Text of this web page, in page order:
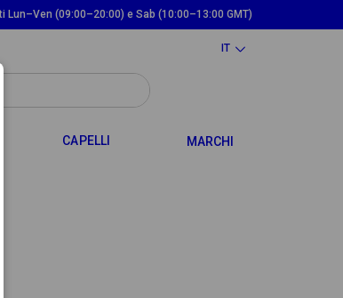
(09:00–20:00) e Sab (10:00–13:00 GMT)
IT
TOGGLE DROPDOWN
CAPELLI TOGGLE DROPDOWN
MARCHI